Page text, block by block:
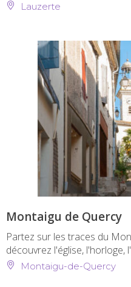
Lauzerte
Montaigu de Quercy
Partez sur les traces du
découvrez l'église, l'horloge,
Montaigu-de-Quercy